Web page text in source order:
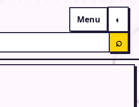
Menu
⌕